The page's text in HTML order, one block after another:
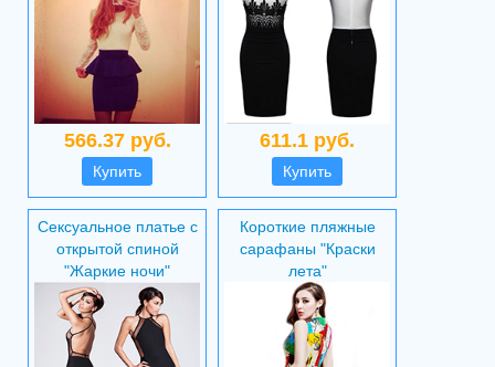
566.37 руб.
Купить
611.1 руб.
Купить
Сексуальное платье с
открытой спиной
"Жаркие ночи"
Короткие пляжные
сарафаны "Краски
лета"